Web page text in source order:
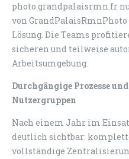
photo.grandpalaisrmn.fr
von
Lösung. Die Teams
sicheren und teilweise
Arbeitsumgebung.
Durchgängige Prozesse
Nutzergruppen
Nach einem Jahr im
deutlich sichtbar:
vollständige